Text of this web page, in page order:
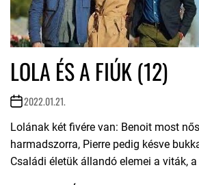
LOLA ÉS A FIÚK (12)
2022.01.21.
Lolának két fivére van: Benoit most
harmadszorra, Pierre pedig késve
Családi életük állandó elemei a viták, a